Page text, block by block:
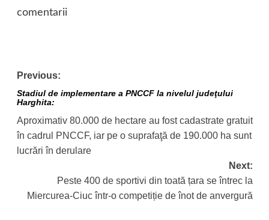
comentarii
Post
navigation
Previous:
Stadiul de implementare a PNCCF la nivelul judeţului
Harghita:
Aproximativ 80.000 de hectare au fost cadastrate gratuit
în cadrul PNCCF, iar pe o suprafaţă de 190.000 ha sunt
lucrări în derulare
Next:
Peste 400 de sportivi din toată țara se întrec la
Miercurea-Ciuc într-o competiție de înot de anvergură